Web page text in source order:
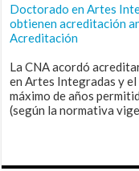
Doctorado en Artes
obtienen acreditación
Acreditación
La CNA acordó
en Artes Integradas y
máximo de años
(según la normativa